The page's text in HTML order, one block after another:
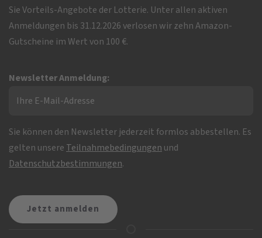
Sie Vorteils-Angebote der Lotterie. Unter allen aktiven
Anmeldungen bis 31.12.2026 verlosen wir zehn Amazon-
Gutscheine im Wert von 100 €.
Newsletter Anmeldung:
Sie können den Newsletter jederzeit formlos abbestellen. Es
gelten unsere Teilnahmebedingungen und
Datenschutzbestimmungen.